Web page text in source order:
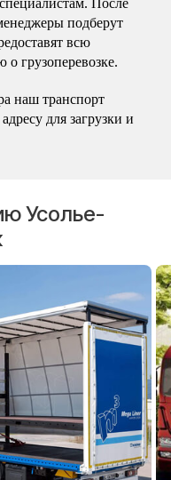
После
подберут
всю
грузоперевозке.
наш транспорт
для загрузки и
Усолье-